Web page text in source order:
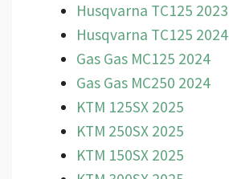
Husqvarna TC125 2023
Husqvarna TC125 2024
Gas Gas MC125 2024
Gas Gas MC250 2024
KTM 125SX 2025
KTM 250SX 2025
KTM 150SX 2025